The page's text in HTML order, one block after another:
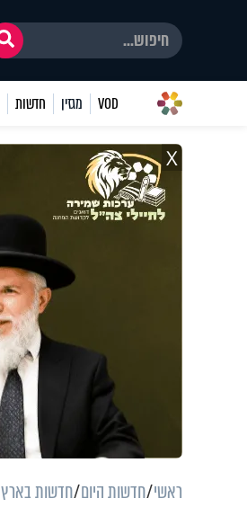
VOD מגזין חדשות
X
ראשי חדשות היום חדשות בארץ